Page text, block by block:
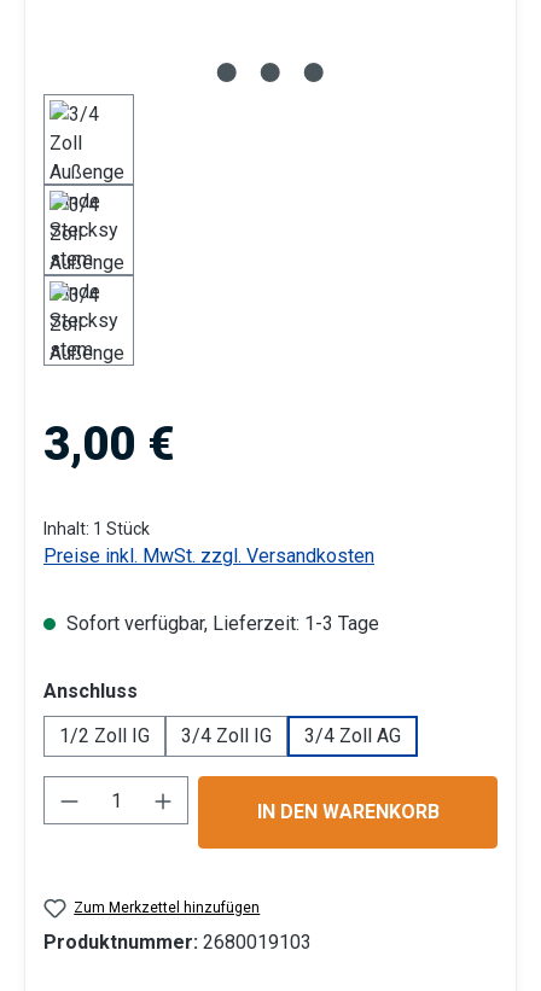
Regulärer Preis:
3,00 €
Inhalt: 1 Stück
Preise inkl. MwSt. zzgl. Versandkosten
Sofort verfügbar, Lieferzeit: 1-3 Tage
Anschluss
1/2 Zoll IG
3/4 Zoll IG 3/4 Zoll AG
Produkt Anzahl: Gib den gewünschten
IN DEN WARENKORB
Zum Merkzettel hinzufügen
Produktnummer: 2680019103